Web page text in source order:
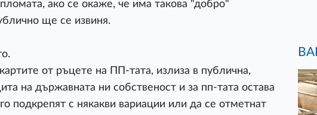
ако се окаже, че има такова "добро"
ще се извиня.
от ръцете на ПП-тата, излиза в публична,
на държавната ни собственост и за пп-тата остава
подкрепят с някакви вариации или да се отметнат